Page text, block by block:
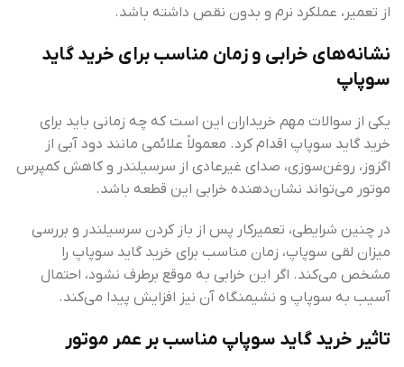
از تعمیر، عملکرد نرم و بدون نقص داشته باشد.
نشانه‌های خرابی و زمان مناسب برای خرید گاید
سوپاپ
یکی از سوالات مهم خریداران این است که چه زمانی باید برای
خرید گاید سوپاپ اقدام کرد. معمولاً علائمی مانند دود آبی از
اگزوز، روغن‌سوزی، صدای غیرعادی از سرسیلندر و کاهش کمپرس
موتور می‌تواند نشان‌دهنده خرابی این قطعه باشد.
در چنین شرایطی، تعمیرکار پس از باز کردن سرسیلندر و بررسی
میزان لقی سوپاپ، زمان مناسب برای خرید گاید سوپاپ را
مشخص می‌کند. اگر این خرابی به موقع برطرف نشود، احتمال
آسیب به سوپاپ و نشیمنگاه آن نیز افزایش پیدا می‌کند.
تاثیر خرید گاید سوپاپ مناسب بر عمر موتور